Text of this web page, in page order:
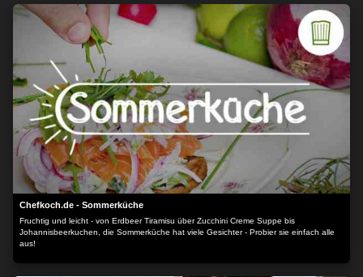
MEHR OPTIONEN
ZUSTIMMEN
Chefkoch.de - Sommerküche
Fruchtig und leicht - von Erdbeer Tiramisu über Zucchini Creme Suppe bis
Johannisbeerkuchen, die Sommerküche hat viele Gesichter - Probier sie einfach alle
aus!